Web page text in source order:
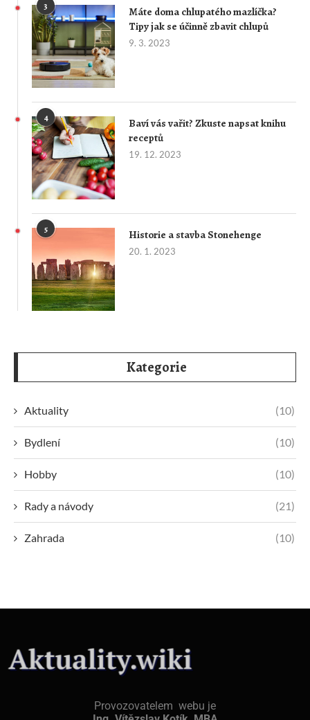
3
Máte doma chlupatého mazlíčka?
Tipy jak se účinně zbavit chlupů
9. 3. 2023
4
Baví vás vařit? Zkuste napsat knihu
receptů
19. 12. 2023
5 Historie a stavba Stonehenge
20. 1. 2023
Kategorie
Aktuality (10)
Bydlení (10)
Hobby (10)
Rady a návody (21)
Zahrada (10)
Provozovatelem webu je